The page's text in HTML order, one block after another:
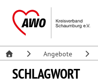
Angebote
SCHLAGWORT